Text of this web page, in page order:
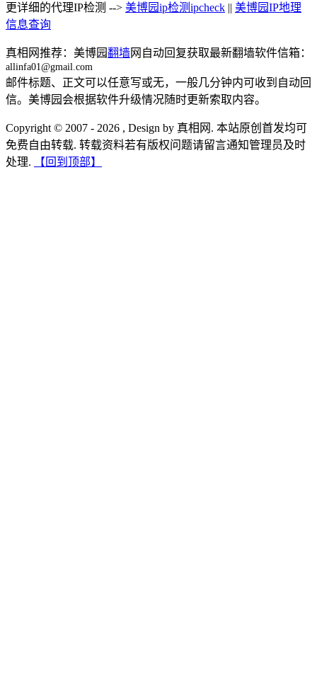
更详细的代理IP检测 --> 美博园ip检测ipcheck || 美博园IP地理
信息查询
真相网推荐：美博园翻墙网自动回复获取最新翻墙软件信箱：
allinfa01@gmail.com
邮件标题、正文可以任意写或无，一般几分钟内可收到自动回
信。美博园会根据软件升级情况随时更新索取内容。
Copyright © 2007 - 2026 , Design by 真相网. 本站原创首发均可
免费自由转载. 转载资料若有版权问题请留言通知管理员及时
处理.
【回到顶部】